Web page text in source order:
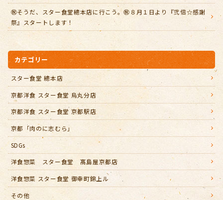
㊗️そうだ、スター食堂總本店に行こう。㊗️８月１日より『弐倍☆感謝
祭』スタートします！
カテゴリー
スター食堂 總本店
京都洋食 スター食堂 烏丸分店
京都洋食 スター食堂 京都駅店
京都「肉のに志むら」
SDGs
洋食惣菜 スター食堂 髙島屋京都店
洋食惣菜 スター食堂 御幸町錦上ル
その他